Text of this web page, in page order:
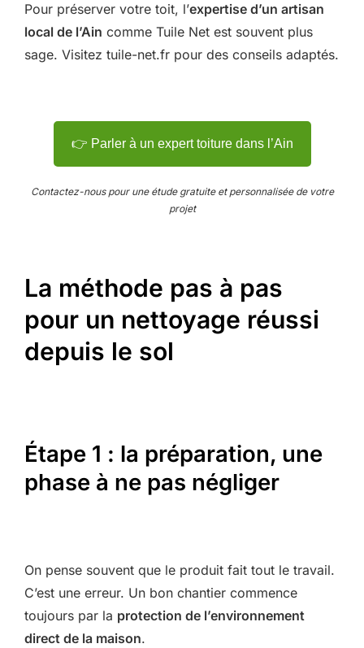
Pour préserver votre toit, l’expertise d’un artisan
local de l’Ain comme Tuile Net est souvent plus
sage. Visitez tuile-net.fr pour des conseils adaptés.
👉 Parler à un expert toiture dans l’Ain
Contactez-nous pour une étude gratuite et personnalisée de votre
projet
La méthode pas à pas
pour un nettoyage réussi
depuis le sol
Étape 1 : la préparation, une
phase à ne pas négliger
On pense souvent que le produit fait tout le travail.
C’est une erreur. Un bon chantier commence
toujours par la protection de l’environnement
direct de la maison.